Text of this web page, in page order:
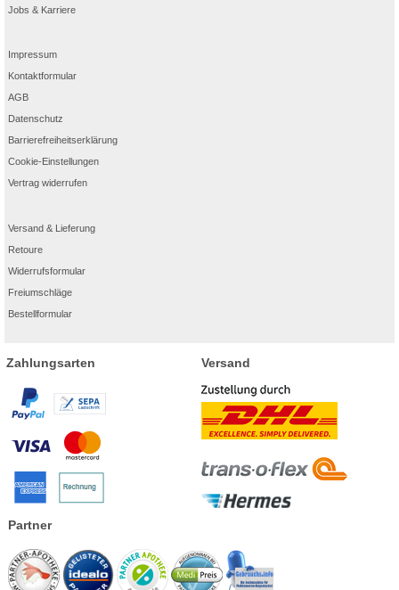
Jobs & Karriere
Impressum
Kontaktformular
AGB
Datenschutz
Barrierefreiheitserklärung
Cookie-Einstellungen
Vertrag widerrufen
Versand & Lieferung
Retoure
Widerrufsformular
Freiumschläge
Bestellformular
Zahlungsarten Versand
Partner